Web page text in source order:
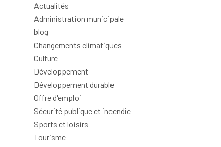
Actualités
Administration municipale
blog
Changements climatiques
Culture
Développement
Développement durable
Offre d'emploi
Sécurité publique et incendie
Sports et loisirs
Tourisme